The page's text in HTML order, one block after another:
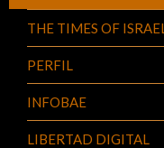
THE TIMES OF ISRAEL
PERFIL
INFOBAE
LIBERTAD DIGITAL